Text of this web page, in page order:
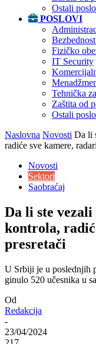
Ostali
POSLOVI
Fizičko
IT Security
Tehnička
Zaštita od
Ostali
Naslovna Novosti Da li
radiće sve kamere,
Novosti
Sektori
Saobraćaj
Da li ste
kontrola,
presretači
U Srbiji je u poslednjih
ginulo 520 učesnika u
Od
Redakcija
-
23/04/2024